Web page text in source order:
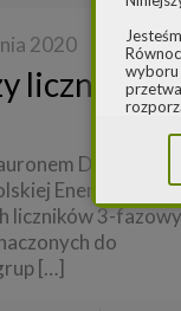
2020
liczniki
Dystrybucją
Energii – na
liczników 3-
do
[…]
wyboru
2.
ul.